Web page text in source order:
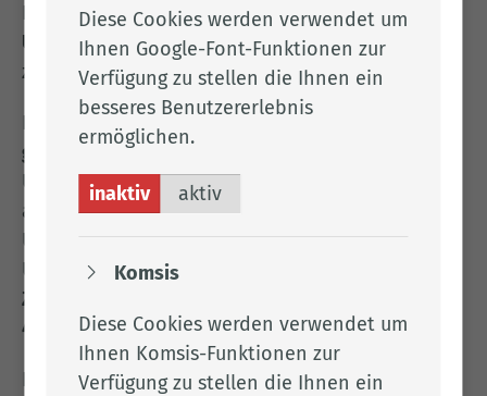
Der
Entwurf des Landschaftsrahmenplans, der
Umweltbericht sowie alle Kartenstanden online
zur Einsicht bereit.
Die eingegangenen Stellungnahmen wurden
geprüft, abgewogen und in einer Synopse
Unteren Naturschutzbehörde dokumentiert. Die
abschließende Bewertung der
Umweltauswirkungen sowie die
Überwachungsmaßnahmen wurden in der
Zusammenfassenden Erklärung gemäß § 43 und §
45 UVPGfestgehalten.
Die
Fortschreibung des Landschaftsrahmenplans
Diese Cookies werden verwendet um
Ihnen Google-Font-Funktionen zur
Verfügung zu stellen die Ihnen ein
besseres Benutzererlebnis
ermöglichen.
inaktiv aktiv
Komsis
Diese Cookies werden verwendet um
Ihnen Komsis-Funktionen zur
Verfügung zu stellen die Ihnen ein